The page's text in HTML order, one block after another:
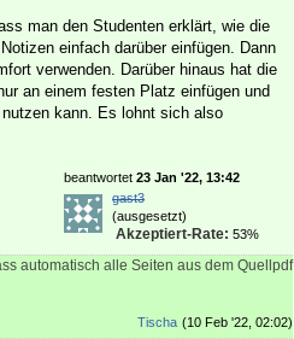
man den Studenten erklärt, wie die
einfach darüber einfügen. Dann
verwenden. Darüber hinaus hat die
an einem festen Platz einfügen und
kann. Es lohnt sich also
beantwortet 23 Jan '22, 13:42
gast3
(ausgesetzt)
Akzeptiert-Rate: 53%
automatisch alle Seiten aus dem Quellpdf
(10 Feb '22, 02:02)
Tischa